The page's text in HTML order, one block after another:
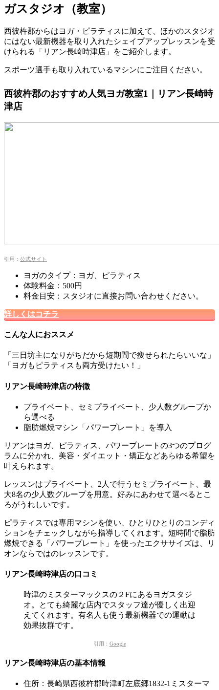
ガスタジオ（教室）
西彼杵郡からはヨガ・ピラティスに加えて、ほかのスタジオ
にはない最新機器を取り入れたシェイプアップレッスンを受
けられる「リアン長崎時津店」をご紹介します。
スポーツ選手も取り入れているマシンにご注目ください。
西彼杵郡のおすすめ人気ヨガ教室1｜リアン長崎時
津店
引用： 公式サイト
ヨガのタイプ：ヨガ、ピラティス
体験料金：500円
料金目安：スタジオに直接お問い合わせください。
詳しくはコチラ
こんな人におススメ
「三日坊主になりがちだから短期間で痩せられたらいいな」
「ヨガもピラティスも両方受けたい！」
リアン長崎時津店の特徴
プライベート、セミプライベート、少人数グループか
ら選べる
脂肪燃焼マシン「パワープレート」を導入
リアンはヨガ、ピラティス、パワープレートの3つのプログ
ラムに分かれ、美容・ダイエット・矯正などあらゆる希望を
叶えられます。
レッスンはプライベート、2人で行うセミプライベート、最
大8名の少人数グループを用意。好みにあわせて選べるとこ
ろがうれしいです。
ピラティスでは専用マシンを使い、ひとりひとりのコンディ
ションをチェックしながら指導してくれます。短時間で脂肪
燃焼できる「パワープレート」を使ったエクササイズは、リ
オンならではのレッスンです。
リアン長崎時津店の口コミ
時津のミスターマックスの２Fにあるヨガスタジ
オ。とても綺麗な店内でスタッフ達が優しく出迎
えてくれます。有名人も使う最新機器での運動は
効果抜群です。
引用： Google
リアン長崎時津店の基本情報
住所：長崎県西彼杵郡時津町左底郷1832-1ミスターマ